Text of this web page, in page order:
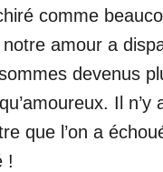
comme
amour a
devenus
Il n’y
que l’on a
!